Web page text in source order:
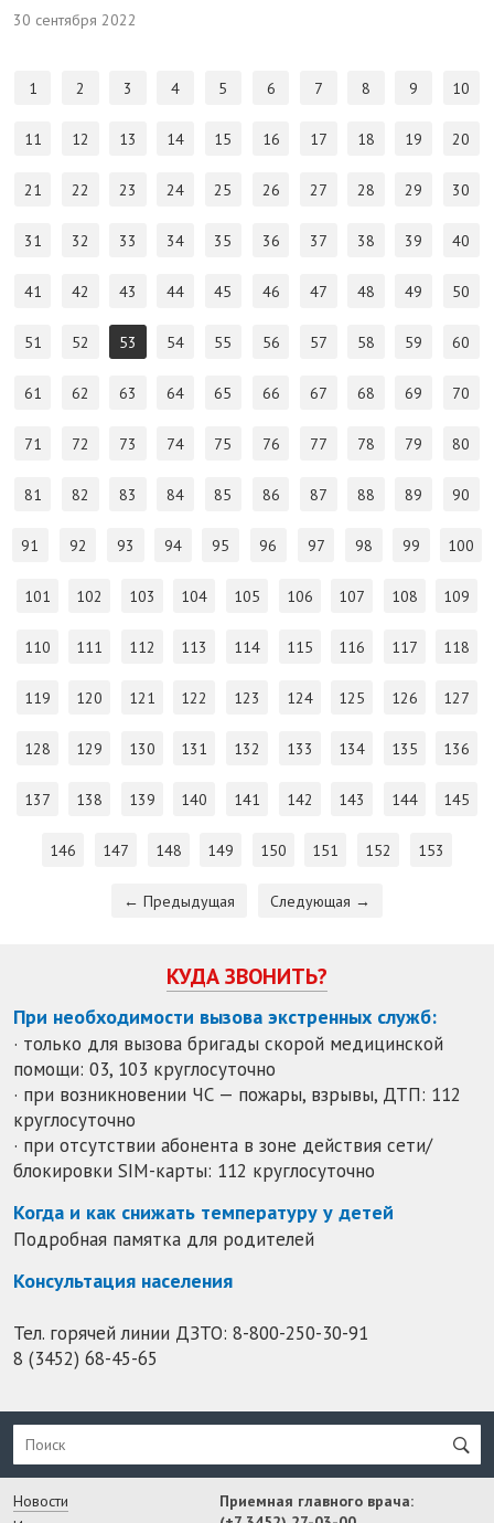
30 сентября 2022
1 2 3 4 5 6 7 8 9 10
11 12 13 14 15 16 17 18 19 20
21 22 23 24 25 26 27 28 29 30
31 32 33 34 35 36 37 38 39 40
41 42 43 44 45 46 47 48 49 50
51 52 53 54 55 56 57 58 59 60
61 62 63 64 65 66 67 68 69 70
71 72 73 74 75 76 77 78 79 80
81 82 83 84 85 86 87 88 89 90
91 92 93 94 95 96 97 98 99 100
101 102 103 104 105 106 107 108 109
110 111 112 113 114 115 116 117 118
119 120 121 122 123 124 125 126 127
128 129 130 131 132 133 134 135 136
137 138 139 140 141 142 143 144 145
146 147 148 149 150 151 152 153
← Предыдущая Следующая →
КУДА ЗВОНИТЬ?
При необходимости вызова экстренных служб:
· только для вызова бригады скорой медицинской
помощи: 03, 103 круглосуточно
· при возникновении ЧС — пожары, взрывы, ДТП: 112
круглосуточно
· при отсутствии абонента в зоне действия сети/
блокировки SIM-карты: 112 круглосуточно
Когда и как снижать температуру у детей
Подробная памятка для родителей
Консультация населения
Тел. горячей линии ДЗТО: 8-800-250-30-91
8 (3452) 68-45-65
Новости
Приемная главного врача: